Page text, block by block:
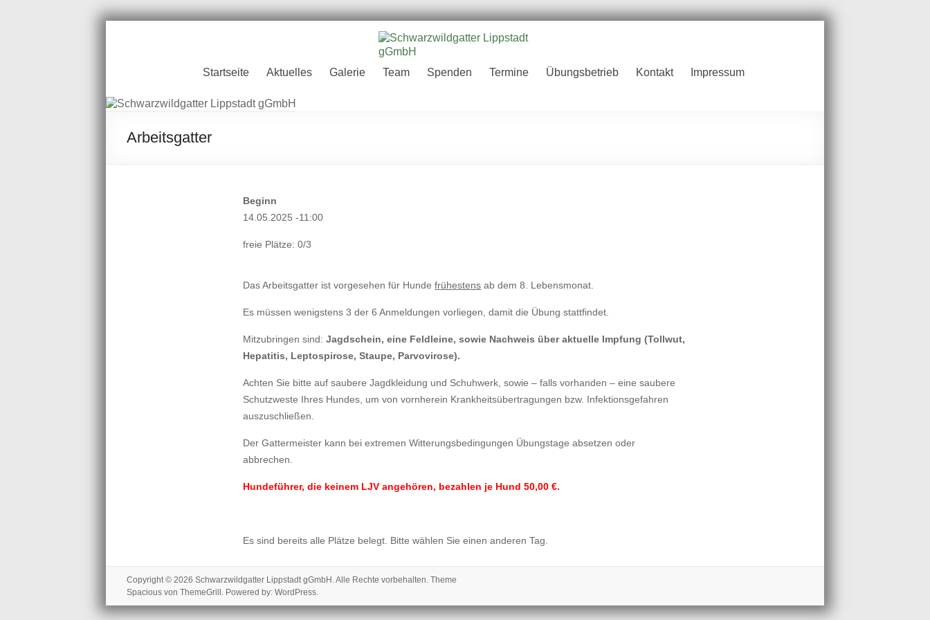
Schwarzwildgatter
Lippstadt gGmbH
Startseite Aktuelles Galerie Team Spenden Termine Übungsbetrieb Kontakt Impressum
Arbeitsgatter
Beginn
14.05.2025 -11:00
freie Plätze: 0/3
Das Arbeitsgatter ist vorgesehen für Hundefrühestens ab dem 8. Lebensmonat.
Es müssen wenigstens 3 der 6 Anmeldungen vorliegen, damit die Übung stattfindet.
Mitzubringen sind:Jagdschein, eine Feldleine, sowie Nachweis über aktuelle Impfung (Tollwut,
Hepatitis, Leptospirose, Staupe, Parvovirose).
Achten Sie bitte auf saubere Jagdkleidung und Schuhwerk, sowie – falls vorhanden – eine saubere
Schutzweste Ihres Hundes, um von vornherein Krankheitsübertragungen bzw. Infektionsgefahren
auszuschließen.
Der Gattermeister kann bei extremen Witterungsbedingungen Übungstage absetzen oder
abbrechen.
Hundeführer, die keinem LJV angehören, bezahlen je Hund 50,00 €.
Es sind bereits alle Plätze belegt. Bitte wählen Sie einen anderen Tag.
Copyright © 2026 Schwarzwildgatter Lippstadt gGmbH . Alle Rechte vorbehalten. Theme
Spacious von ThemeGrill. Powered by: WordPress.